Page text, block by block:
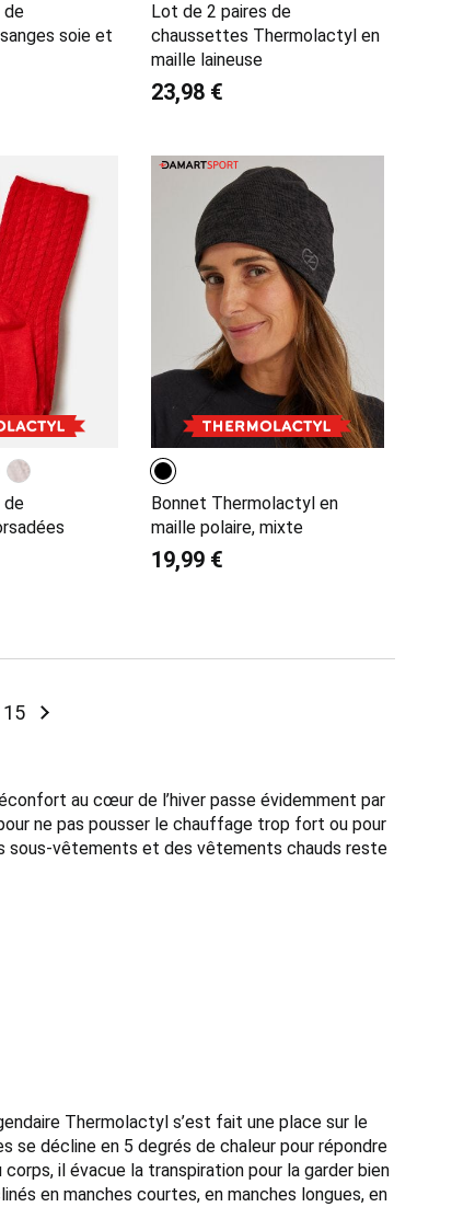
de
soie et
Lot de 2 paires de
chaussettes Thermolactyl en
maille laineuse
23,98 €
de
Bonnet Thermolactyl en
maille polaire, mixte
19,99 €
page
Page
15 Page
Suivant
au cœur de l’hiver passe évidemment par
ne pas pousser le chauffage trop fort ou pour
sous-vêtements et des vêtements chauds reste
Thermolactyl s’est fait une place sur le
se décline en 5 degrés de chaleur pour répondre
il évacue la transpiration pour la garder bien
en manches courtes, en manches longues, en